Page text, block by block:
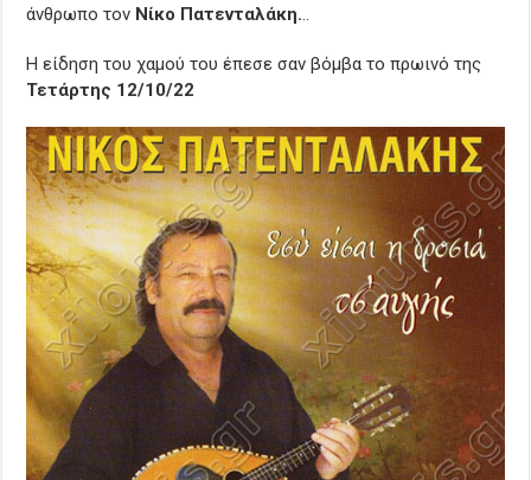
άνθρωπο τον Νίκο Πατενταλάκη...
Η είδηση του χαμού του έπεσε σαν βόμβα το πρωινό της
Τετάρτης 12/10/22